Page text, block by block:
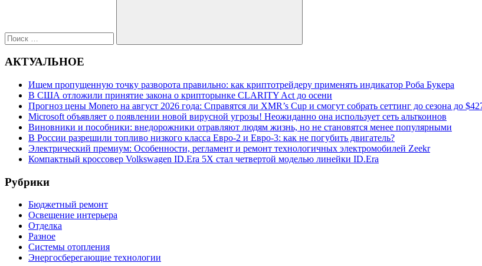
Поиск
АКТУАЛЬНОЕ
Ищем пропущенную точку разворота правильно: как криптотрейдеру применять индикатор Роба Букера
В США отложили принятие закона о крипторынке CLARITY Act до осени
Прогноз цены Monero на август 2026 года: Справятся ли XMR’s Cup и смогут собрать сеттинг до сезона до
Microsoft объявляет о появлении новой вирусной угрозы! Неожиданно она использует сеть альткоинов
Виновники и пособники: внедорожники отравляют людям жизнь, но не становятся менее популярными
В России разрешили топливо низкого класса Евро-2 и Евро-3: как не погубить двигатель?
Электрический премиум: Особенности, регламент и ремонт технологичных электромобилей Zeekr
Компактный кроссовер Volkswagen ID.Era 5X стал четвертой моделью линейки ID.Era
Рубрики
Бюджетный ремонт
Освещение интерьера
Отделка
Разное
Системы отопления
Энергосберегающие технологии